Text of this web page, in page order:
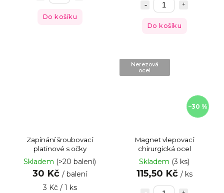
Do košíku
Do košíku
Zapínání šroubovací
platinové s očky
Skladem (>20 balení)
30 Kč / balení
3 Kč / 1 ks
Nerezová
ocel
–30 %
Magnet vlepovací
chirurgická ocel
Skladem (3 ks)
115,50 Kč / ks